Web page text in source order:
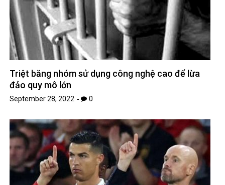
Triệt băng nhóm sử dụng công nghệ cao để lừa
đảo quy mô lớn
September 28, 2022 0